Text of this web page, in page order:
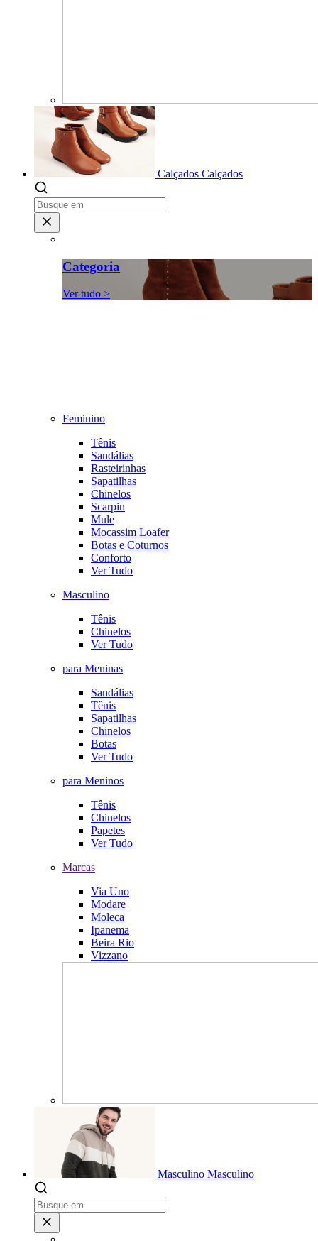
Calçados Calçados
Categoria
Ver tudo >
Feminino
Tênis
Sandálias
Rasteirinhas
Sapatilhas
Chinelos
Scarpin
Mule
Mocassim Loafer
Botas e Coturnos
Conforto
Ver Tudo
Masculino
Tênis
Chinelos
Ver Tudo
para Meninas
Sandálias
Tênis
Sapatilhas
Chinelos
Botas
Ver Tudo
para Meninos
Tênis
Chinelos
Papetes
Ver Tudo
Marcas
Via Uno
Modare
Moleca
Ipanema
Beira Rio
Vizzano
Masculino Masculino